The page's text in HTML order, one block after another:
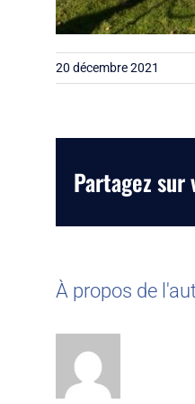
20 décembre 2021
Partagez sur
À propos de